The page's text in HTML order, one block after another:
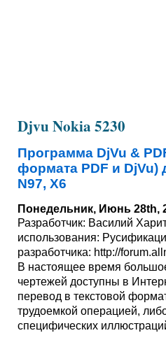
Djvu Nokia 5230
Программа DjVu &
формата PDF и DjVu)
N97, X6
Понедельник, Июнь 28th,
Разработчик: Василий
использования:
разработчика: http://
В настоящее время
чертежей доступны в
перевод в текстовой
трудоемкой операцией,
специфических